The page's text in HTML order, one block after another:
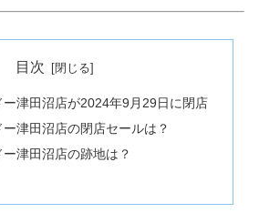
目次
ー津田沼店が2024年9月29日に閉店
津田沼店の閉店セールは？
津田沼店の跡地は？